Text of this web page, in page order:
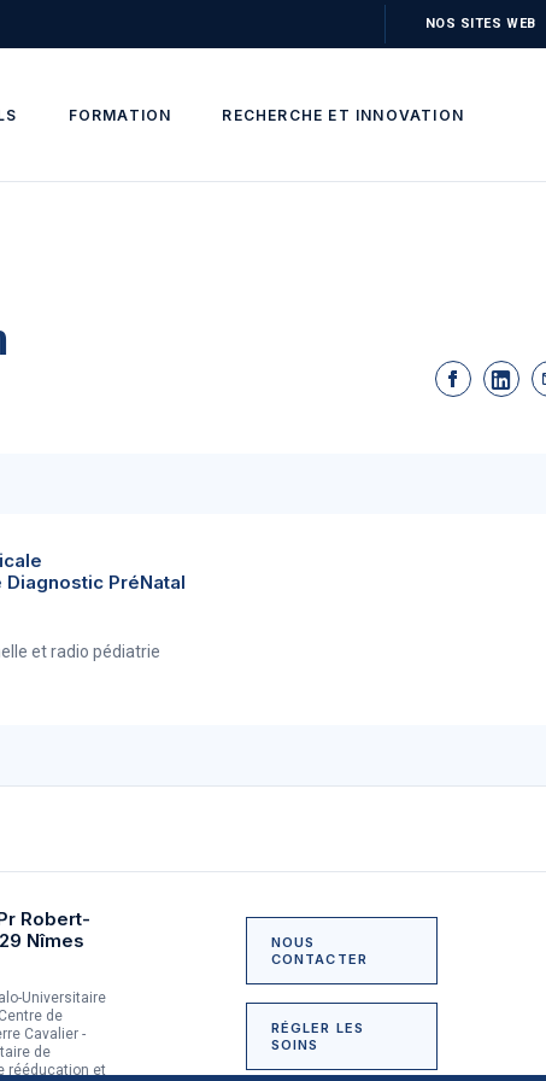
FORMATION RECHERCHE ET INNOVATION
NOS SITES WEB
PréNatal
et radio pédiatrie
Robert-
Nîmes
Universitaire
de
Cavalier -
de
rééducation et
NOUS
CONTACTER
RÉGLER LES
SOINS